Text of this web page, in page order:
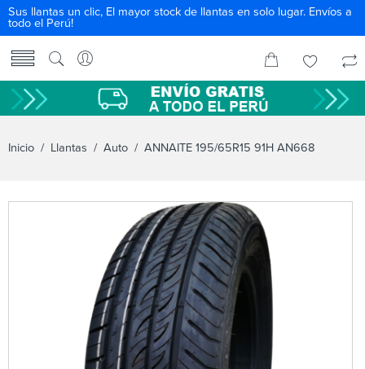
Sus llantas un clic, El mayor stock de llantas en solo lugar. Envíos a
todo el Perú!
Inicio / Llantas / Auto / ANNAITE 195/65R15 91H AN668